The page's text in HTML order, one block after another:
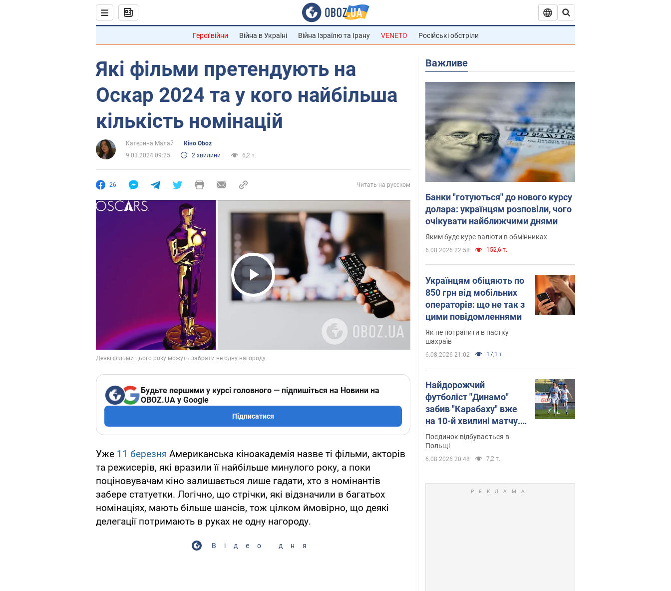
Герої війни Війна в Україні Війна Ізраїлю та Ірану VENETO Російські обстріли
Які фільми претендують на
Оскар 2024 та у кого найбільша
кількість номінацій
Катерина Малай
Кіно Oboz
9.03.2024 09:25
2 хвилини 6,2 т.
26 Читать на русском
Play Video
Будьте першими у курсі головного — підпишіться на Новини на
OBOZ.UA у Google
Підписатися
Уже 11 березня Американська кіноакадемія назве ті фільми, акторів
та режисерів, які вразили її найбільше минулого року, а поки
поціновувачам кіно залишається лише гадати, хто з номінантів
забере статуетки. Логічно, що стрічки, які відзначили в багатьох
номінаціях, мають більше шансів, тож цілком ймовірно, що деякі
делегації потримають в руках не одну нагороду.
Відео дня
Важливе
Банки "готуються" до нового курсу
долара: українцям розповіли, чого
очікувати найближчими днями
Яким буде курс валюти в обмінниках
6.08.2026 22:58 152,6 т.
Українцям обіцяють по
850 грн від мобільних
операторів: що не так з
цими повідомленнями
Як не потрапити в пастку
шахраїв
6.08.2026 21:02 17,1 т.
Найдорожчий
футболіст "Динамо"
забив "Карабаху" вже
на 10-й хвилині матчу.
Відео
Поєдинок відбувається в
Польщі
6.08.2026 20:48 7,2 т.